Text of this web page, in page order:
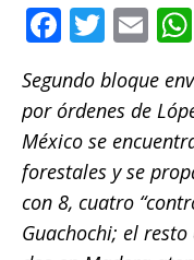
F
c
e
b
o
o
T
w
it
te
r
E
ai
l
Segundo bloque
por órdenes de
México se
forestales y se
con 8, cuatro
Guachochi; el